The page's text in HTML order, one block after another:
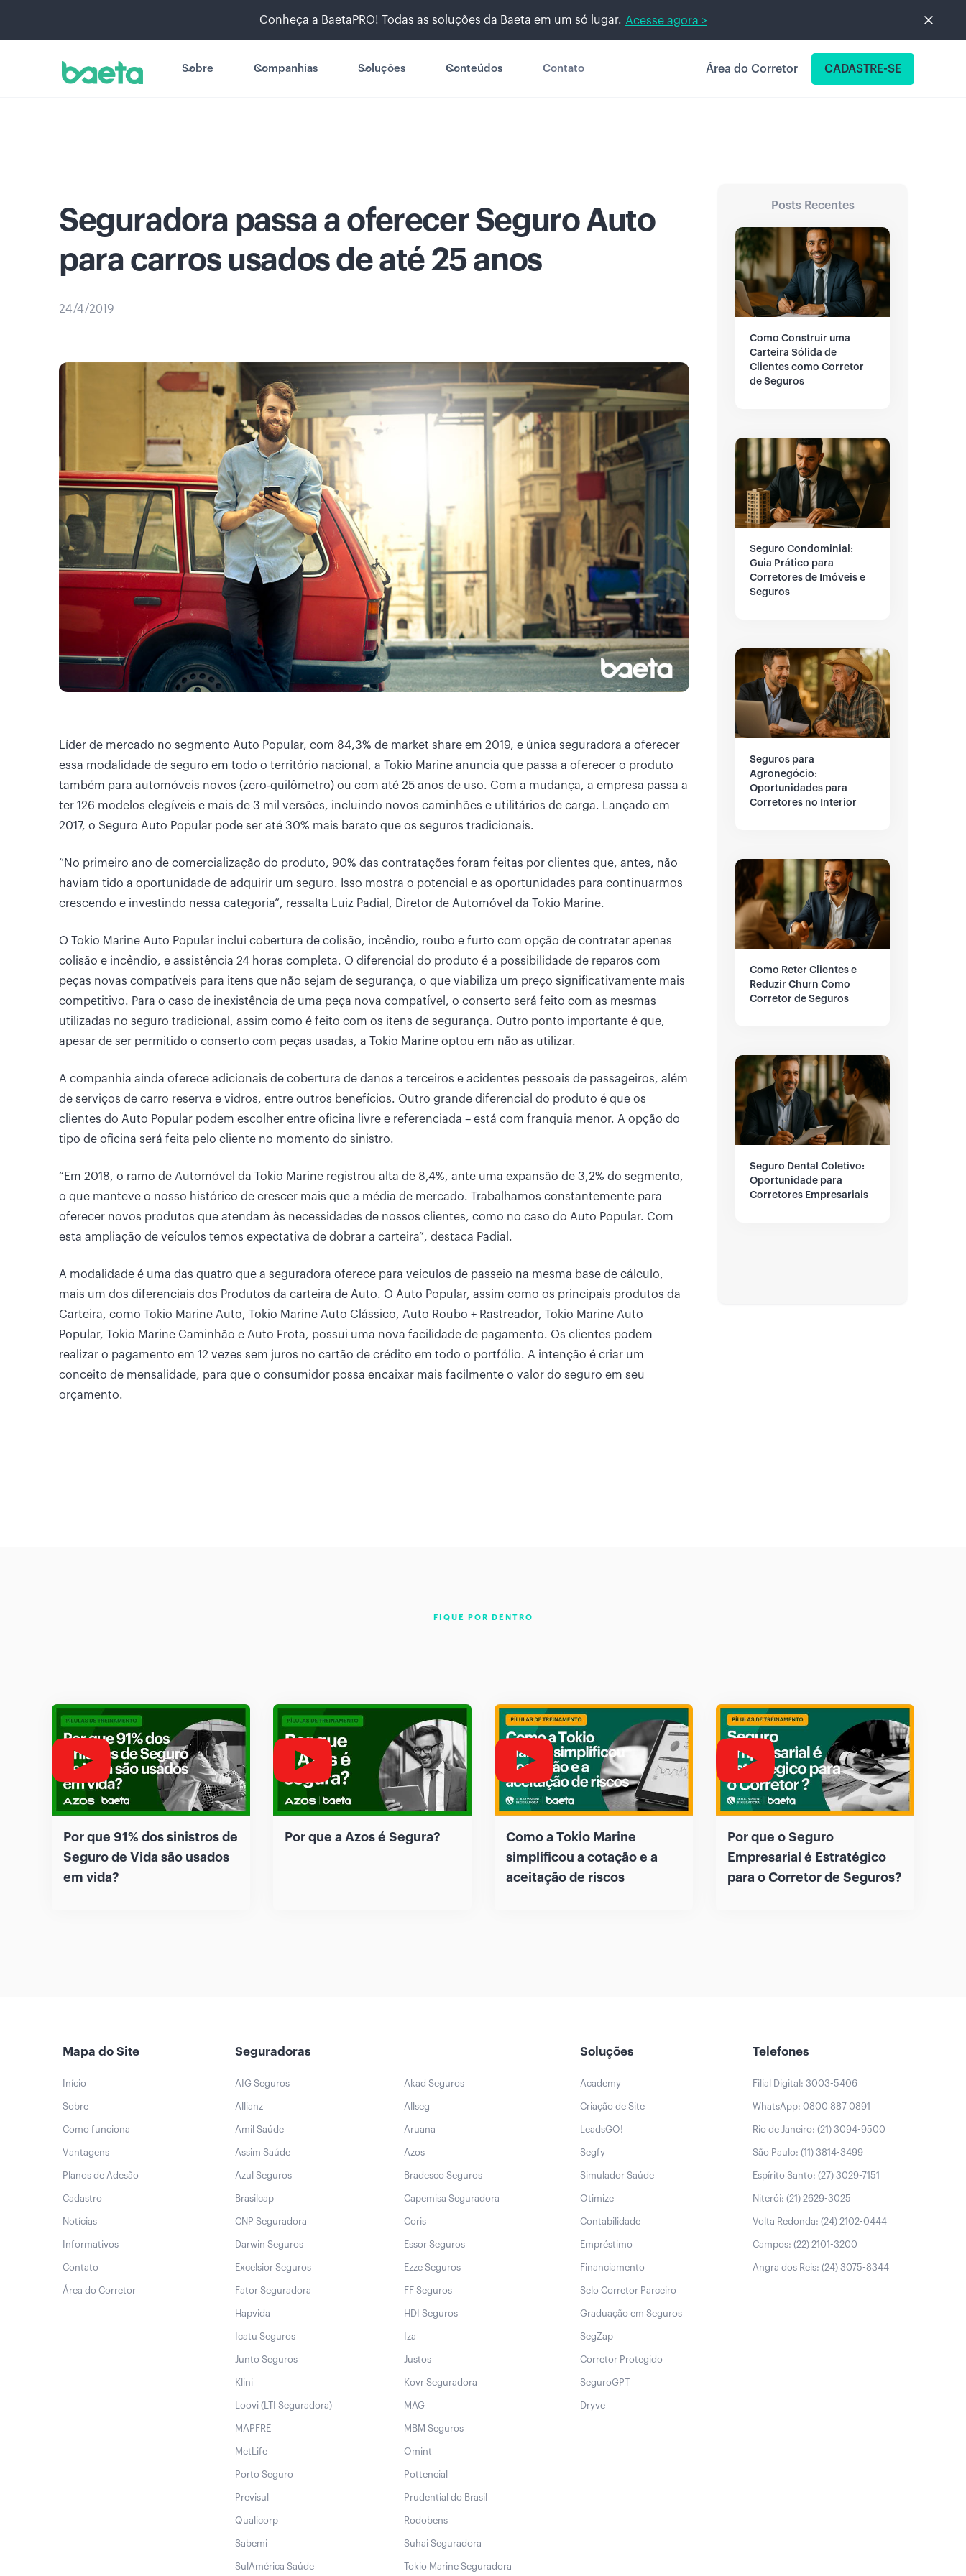
Conheça a BaetaPRO! Todas as soluções da Baeta em um só lugar. Acesse agora >
Sobre Companhias Soluções Conteúdos Contato Área do Corretor CADASTRE-SE
Seguradora passa a oferecer Seguro Auto
para carros usados de até 25 anos
24/4/2019
Líder de mercado no segmento Auto Popular, com 84,3% de market share em 2019, e única seguradora a oferecer
essa modalidade de seguro em todo o território nacional, a Tokio Marine anuncia que passa a oferecer o produto
também para automóveis novos (zero-quilômetro) ou com até 25 anos de uso. Com a mudança, a empresa passa a
ter 126 modelos elegíveis e mais de 3 mil versões, incluindo novos caminhões e utilitários de carga. Lançado em
2017, o Seguro Auto Popular pode ser até 30% mais barato que os seguros tradicionais.
“No primeiro ano de comercialização do produto, 90% das contratações foram feitas por clientes que, antes, não
haviam tido a oportunidade de adquirir um seguro. Isso mostra o potencial e as oportunidades para continuarmos
crescendo e investindo nessa categoria”, ressalta Luiz Padial, Diretor de Automóvel da Tokio Marine.
O Tokio Marine Auto Popular inclui cobertura de colisão, incêndio, roubo e furto com opção de contratar apenas
colisão e incêndio, e assistência 24 horas completa. O diferencial do produto é a possibilidade de reparos com
peças novas compatíveis para itens que não sejam de segurança, o que viabiliza um preço significativamente mais
competitivo. Para o caso de inexistência de uma peça nova compatível, o conserto será feito com as mesmas
utilizadas no seguro tradicional, assim como é feito com os itens de segurança. Outro ponto importante é que,
apesar de ser permitido o conserto com peças usadas, a Tokio Marine optou em não as utilizar.
A companhia ainda oferece adicionais de cobertura de danos a terceiros e acidentes pessoais de passageiros, além
de serviços de carro reserva e vidros, entre outros benefícios. Outro grande diferencial do produto é que os
clientes do Auto Popular podem escolher entre oficina livre e referenciada – está com franquia menor. A opção do
tipo de oficina será feita pelo cliente no momento do sinistro.
“Em 2018, o ramo de Automóvel da Tokio Marine registrou alta de 8,4%, ante uma expansão de 3,2% do segmento,
o que manteve o nosso histórico de crescer mais que a média de mercado. Trabalhamos constantemente para
oferecer novos produtos que atendam às necessidades de nossos clientes, como no caso do Auto Popular. Com
esta ampliação de veículos temos expectativa de dobrar a carteira”, destaca Padial.
A modalidade é uma das quatro que a seguradora oferece para veículos de passeio na mesma base de cálculo,
mais um dos diferenciais dos Produtos da carteira de Auto. O Auto Popular, assim como os principais produtos da
Carteira, como Tokio Marine Auto, Tokio Marine Auto Clássico, Auto Roubo + Rastreador, Tokio Marine Auto
Popular, Tokio Marine Caminhão e Auto Frota, possui uma nova facilidade de pagamento. Os clientes podem
realizar o pagamento em 12 vezes sem juros no cartão de crédito em todo o portfólio. A intenção é criar um
conceito de mensalidade, para que o consumidor possa encaixar mais facilmente o valor do seguro em seu
orçamento.
Posts Recentes
Como Construir uma
Carteira Sólida de
Clientes como Corretor
de Seguros
Seguro Condominial:
Guia Prático para
Corretores de Imóveis e
Seguros
Seguros para
Agronegócio:
Oportunidades para
Corretores no Interior
Como Reter Clientes e
Reduzir Churn Como
Corretor de Seguros
Seguro Dental Coletivo:
Oportunidade para
Corretores Empresariais
FIQUE POR DENTRO
Por que 91% dos sinistros de
Seguro de Vida são usados
em vida?
Por que a Azos é Segura?
Como a Tokio Marine
simplificou a cotação e a
aceitação de riscos
Por que o Seguro
Empresarial é Estratégico
para o Corretor de Seguros?
Mapa do Site
Início
Sobre
Como funciona
Vantagens
Planos de Adesão
Cadastro
Notícias
Informativos
Contato
Área do Corretor
Seguradoras
AIG Seguros Akad Seguros
Allianz Allseg
Amil Saúde Aruana
Assim Saúde Azos
Azul Seguros Bradesco Seguros
Brasilcap Capemisa Seguradora
CNP Seguradora Coris
Darwin Seguros Essor Seguros
Excelsior Seguros Ezze Seguros
Fator Seguradora FF Seguros
Hapvida HDI Seguros
Icatu Seguros Iza
Junto Seguros Justos
Klini Kovr Seguradora
Loovi (LTI Seguradora) MAG
MAPFRE MBM Seguros
MetLife Omint
Porto Seguro Pottencial
Previsul Prudential do Brasil
Qualicorp Rodobens
Sabemi Suhai Seguradora
SulAmérica Saúde Tokio Marine Seguradora
Soluções
Academy
Criação de Site
LeadsGO!
Segfy
Simulador Saúde
Otimize
Contabilidade
Empréstimo
Financiamento
Selo Corretor Parceiro
Graduação em Seguros
SegZap
Corretor Protegido
SeguroGPT
Dryve
Telefones
Filial Digital: 3003-5406
WhatsApp: 0800 887 0891
Rio de Janeiro: (21) 3094-9500
São Paulo: (11) 3814-3499
Espírito Santo: (27) 3029-7151
Niterói: (21) 2629-3025
Volta Redonda: (24) 2102-0444
Campos: (22) 2101-3200
Angra dos Reis: (24) 3075-8344